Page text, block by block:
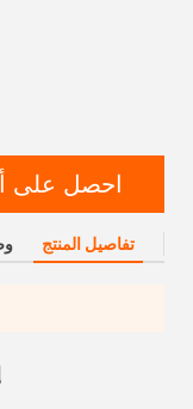
احصل على
تفاصيل المنتج